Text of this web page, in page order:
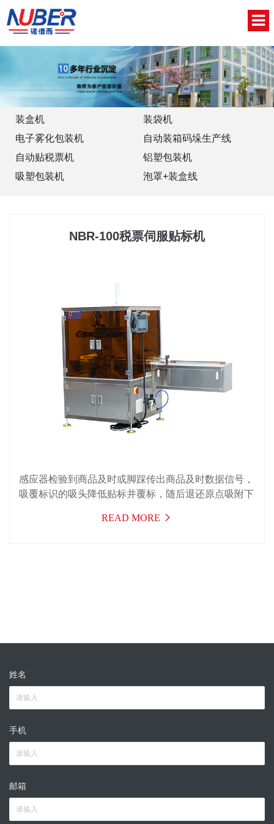
关于我们
新闻中心
产品中心
视频中心
装盒机
装袋机
电子雾化包装机
自动装箱码垛生产线
自动贴税票机
铝塑包装机
吸塑包装机
泡罩+装盒线
NBR-100税票伺服贴标机
感应器检验到商品及时或脚踩传出商品及时数据信号，
吸覆标识的吸头降低贴标并覆标，随后退还原点吸附下
READ MORE
姓名
手机
邮箱